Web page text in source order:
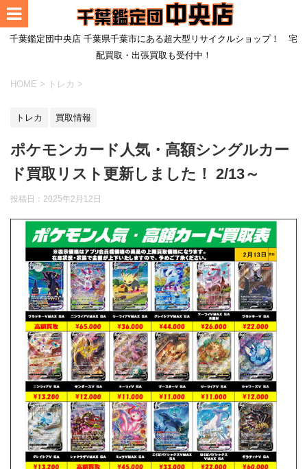
千葉鑑定団中央店 千葉県千葉市にある超大型リサイクルショップ！ 宅
配買取・出張買取も受付中！
HOME > トレカ >
トレカ 買取情報
ポケモンカード人気・高額シングルカー
ド買取リスト更新しました！ 2/13～
投稿日： 2025年2月12日